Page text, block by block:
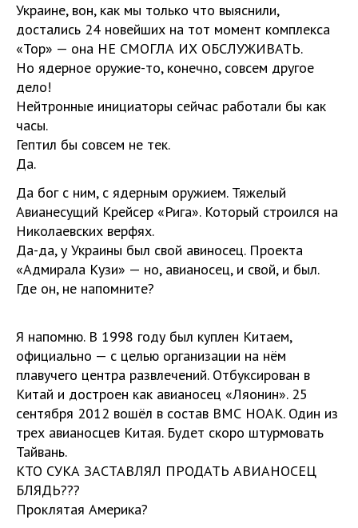
Украине, вон, как мы только что выяснили,
достались 24 новейших на тот момент комплекса
«Тор» — она НЕ СМОГЛА ИХ ОБСЛУЖИВАТЬ.
Но ядерное оружие-то, конечно, совсем другое
дело!
Нейтронные инициаторы сейчас работали бы как
часы.
Гептил бы совсем не тек.
Да.
Да бог с ним, с ядерным оружием. Тяжелый
Авианесущий Крейсер «Рига». Который строился на
Николаевских верфях.
Да-да, у Украины был свой авиносец. Проекта
«Адмирала Кузи» — но, авианосец, и свой, и был.
Где он, не напомните?
Я напомню. В 1998 году был куплен Китаем,
официально — с целью организации на нём
плавучего центра развлечений. Отбуксирован в
Китай и достроен как авианосец «Ляонин». 25
сентября 2012 вошёл в состав ВМС НОАК. Один из
трех авианосцев Китая. Будет скоро штурмовать
Тайвань.
КТО СУКА ЗАСТАВЛЯЛ ПРОДАТЬ АВИАНОСЕЦ
БЛЯДЬ???
Проклятая Америка?